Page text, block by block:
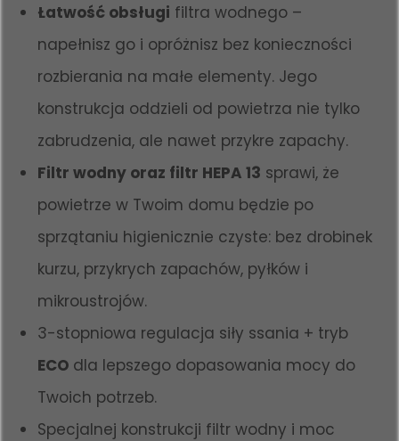
Łatwość obsługi filtra wodnego –
napełnisz go i opróżnisz bez konieczności
rozbierania na małe elementy. Jego
konstrukcja oddzieli od powietrza nie tylko
zabrudzenia, ale nawet przykre zapachy.
Filtr wodny oraz filtr HEPA 13 sprawi, że
powietrze w Twoim domu będzie po
sprzątaniu higienicznie czyste: bez drobinek
kurzu, przykrych zapachów, pyłków i
mikroustrojów.
3-stopniowa regulacja siły ssania + tryb
ECO dla lepszego dopasowania mocy do
Twoich potrzeb.
Specjalnej konstrukcji filtr wodny i moc